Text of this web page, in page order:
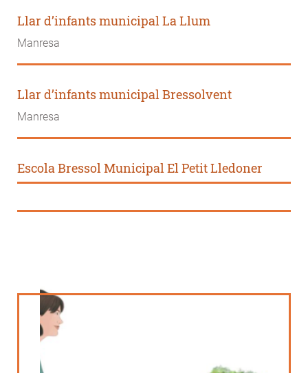
Llar d’infants municipal La Llum
Manresa
Llar d’infants municipal Bressolvent
Manresa
Escola Bressol Municipal El Petit Lledoner